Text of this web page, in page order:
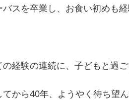
スを卒業し、お食い初めも経
経験の連続に、 子どもと過
から40年、ようやく待ち望